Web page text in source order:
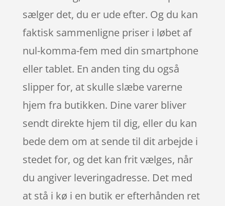
sælger det, du er ude efter. Og du kan
faktisk sammenligne priser i løbet af
nul-komma-fem med din smartphone
eller tablet. En anden ting du også
slipper for, at skulle slæbe varerne
hjem fra butikken. Dine varer bliver
sendt direkte hjem til dig, eller du kan
bede dem om at sende til dit arbejde i
stedet for, og det kan frit vælges, når
du angiver leveringadresse. Det med
at stå i kø i en butik er efterhånden ret